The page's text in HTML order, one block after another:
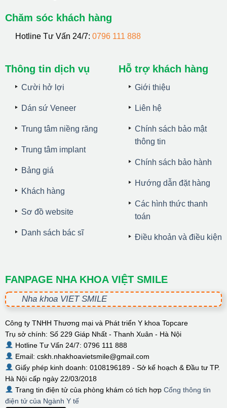
Chăm sóc khách hàng
Hotline Tư Vấn 24/7: 0796 111 888
Thông tin dịch vụ
Cười hở lợi
Dán sứ Veneer
Trung tâm niềng răng
Trung tâm implant
Bảng giá
Khách hàng
Sơ đồ website
Danh sách bác sĩ
Hỗ trợ khách hàng
Giới thiệu
Liên hệ
Chính sách bảo mật
thông tin
Chính sách bảo hành
Hướng dẫn đặt hàng
Các hình thức thanh
toán
Điều khoản và điều kiện
FANPAGE NHA KHOA VIỆT SMILE
Nha khoa VIET SMILE
Công ty TNHH Thương mại và Phát triển Y khoa Topcare
Trụ sở chính: Số 229 Giáp Nhất - Thanh Xuân - Hà Nội
Hotline Tư Vấn 24/7: 0796 111 888
Email: cskh.nhakhoavietsmile@gmail.com
Giấy phép kinh doanh: 0108196189 - Sở kế hoạch & Đầu tư TP.
Hà Nội cấp ngày 22/03/2018
Trang tin điện tử của phòng khám có tích hợp Cổng thông tin
điện tử của Ngành Y tế